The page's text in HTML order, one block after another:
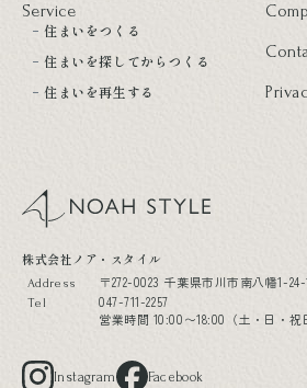
Service
住まいをつくる
住まいを探してからつくる
住まいを再生する
noah style
株式会社ノア・スタイル
Address 〒272-0023 千葉県市川市南八幡1-24-
Tel
047-711-2257
営業時間 10:00〜18:00（土・日・祝
Instagram Facebook